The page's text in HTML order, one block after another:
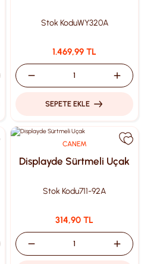
Stok KoduWY320A
1.469,99 TL
SEPETE EKLE
CANEM
Displayde Sürtmeli Uçak
Stok Kodu711-92A
314,90 TL